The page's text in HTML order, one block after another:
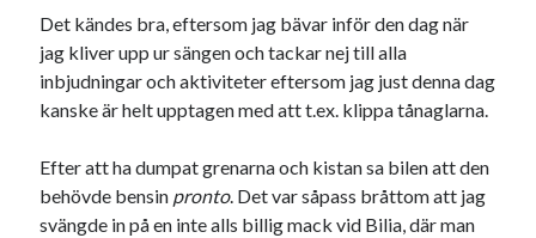
Det kändes bra, eftersom jag bävar inför den dag när
jag kliver upp ur sängen och tackar nej till alla
inbjudningar och aktiviteter eftersom jag just denna dag
kanske är helt upptagen med att t.ex. klippa tånaglarna.
Efter att ha dumpat grenarna och kistan sa bilen att den
behövde bensin pronto. Det var såpass bråttom att jag
svängde in på en inte alls billig mack vid Bilia, där man